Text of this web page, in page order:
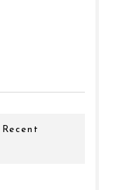
Recent